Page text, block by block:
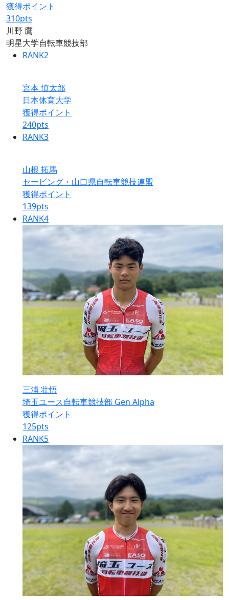
獲得ポイント
310pts
川野 鷹
明星大学自転車競技部
RANK2
宮本 慎太郎
日本体育大学
獲得ポイント
240pts
RANK3
山根 拓馬
セービング・山口県自転車競技連盟
獲得ポイント
139pts
RANK4
三浦 壮悟
埼玉ユース自転車競技部 Gen Alpha
獲得ポイント
125pts
RANK5